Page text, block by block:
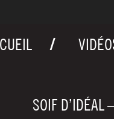
SOIF D’IDÉAL